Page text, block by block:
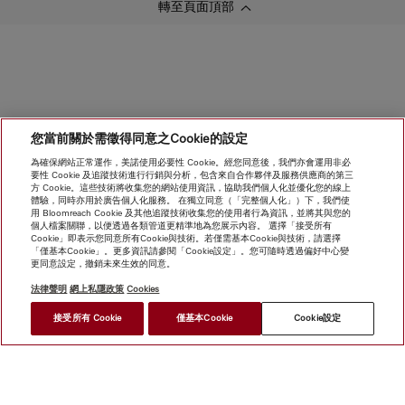
轉至頁面頂部
您當前關於需徵得同意之Cookie的設定
為確保網站正常運作，美諾使用必要性 Cookie。經您同意後，我們亦會運用非必
要性 Cookie 及追蹤技術進行行銷與分析，包含來自合作夥伴及服務供應商的第三
方 Cookie。這些技術將收集您的網站使用資訊，協助我們個人化並優化您的線上
體驗，同時亦用於廣告個人化服務。 在獨立同意（「完整個人化」）下，我們使
用 Bloomreach Cookie 及其他追蹤技術收集您的使用者行為資訊，並將其與您的
個人檔案關聯，以便透過各類管道更精準地為您展示內容。 選擇「接受所有
Cookie」即表示您同意所有Cookie與技術。若僅需基本Cookie與技術，請選擇
「僅基本Cookie」。更多資訊請參閱「Cookie設定」。您可隨時透過偏好中心變
更同意設定，撤銷未來生效的同意。
法律聲明 網上私隱政策 Cookies
接受所有 Cookie 僅基本Cookie Cookie設定